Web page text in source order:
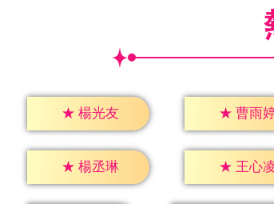
★ 楊光友 ★ 曹雨
★ 楊丞琳 ★ 王心